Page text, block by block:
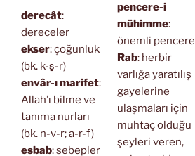
derecât:
dereceler
ekser: çoğunluk
(bk. k-s̱-r)
envâr-ı marifet:
Allah’ı bilme ve
tanıma nurları
(bk. n-v-r; a-r-f)
esbab: sebepler
pencere-i
mühimme:
önemli pencere
Rab: herbir
varlığa yaratılış
gayelerine
ulaşmaları için
muhtaç olduğu
şeyleri veren,